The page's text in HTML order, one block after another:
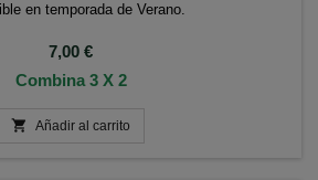
en temporada de Verano.
Precio
7,00 €
Combina 3 X 2
 Añadir al carrito